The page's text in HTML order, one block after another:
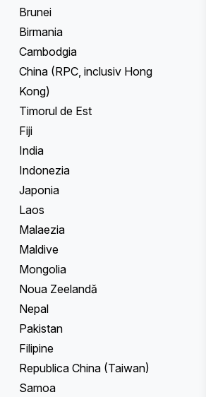
Brunei
Birmania
Cambodgia
China (RPC, inclusiv Hong
Kong)
Timorul de Est
Fiji
India
Indonezia
Japonia
Laos
Malaezia
Maldive
Mongolia
Noua Zeelandă
Nepal
Pakistan
Filipine
Republica China (Taiwan)
Samoa